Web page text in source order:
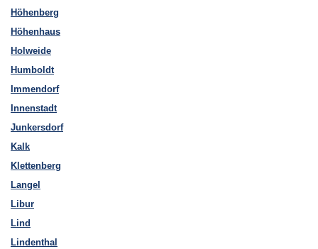
Höhenberg
Höhenhaus
Holweide
Humboldt
Immendorf
Innenstadt
Junkersdorf
Kalk
Klettenberg
Langel
Libur
Lind
Lindenthal